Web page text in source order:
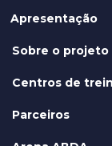
Apresentação
Sobre o projeto
Centros de
Parceiros